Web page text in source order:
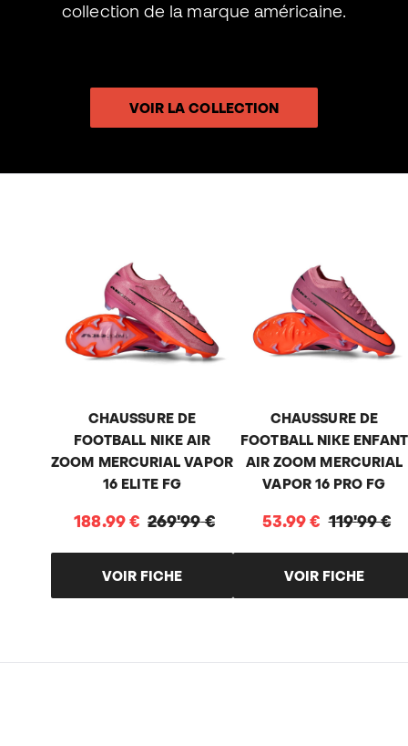
collection de la marque américaine.
VOIR LA COLLECTION
CHAUSSURE DE
FOOTBALL NIKE AIR
ZOOM MERCURIAL VAPOR
16 ELITE FG
188.99€ 269'99€
VOIR FICHE
CHAUSSURE DE
FOOTBALL NIKE ENFANT
AIR ZOOM MERCURIAL
VAPOR 16 PRO FG
53.99€ 119'99€
VOIR FICHE